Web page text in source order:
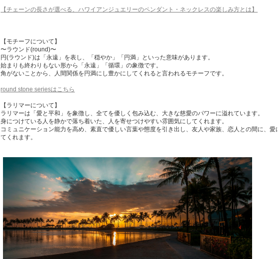
【チェーンの長さが選べる、ハワイアンジュエリーのペンダント・ネックレスの楽しみ方とは】
【モチーフについて】
〜ラウンド(round)〜
円(ラウンド)は「永遠」を表し、「穏やか」「円満」といった意味があります。
始まりも終わりもない形から「永遠」「循環」の象徴です。
角がないことから、人間関係を円満にし豊かにしてくれると言われるモチーフです。
round stone seriesはこちら
【ラリマーについて】
ラリマーは「愛と平和」を象徴し、全てを優しく包み込む、大きな慈愛のパワーに溢れています。
身につけている人を静かで落ち着いた、人を寄せつけやすい雰囲気にしてくれます。
コミュニケーション能力を高め、素直で優しい言葉や態度を引き出し、友人や家族、恋人との間に、
てくれます。